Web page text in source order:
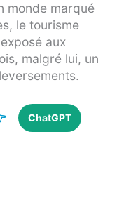
monde marqué
le tourisme
aux
malgré lui, un
ChatGPT